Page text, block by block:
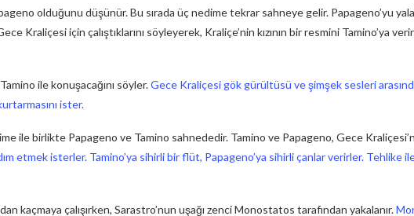
olduğunu düşünür. Bu sırada üç nedime tekrar sahneye gelir. Papageno’yu
Kraliçesi için çalıştıklarını söyleyerek, Kraliçe’nin kızının bir resmini Tamino’ya
ile konuşacağını söyler.Gece Kraliçesi gök gürültüsü ve şimşek sesleri arasında
ister.
ile birlikte Papageno ve Tamino sahnededir. Tamino ve Papageno, Gece
etmek isterler. Tamino’ya sihirli bir flüt, Papageno’ya sihirli çanlar verirler. Tehlike
kaçmaya çalışırken, Sarastro’nun uşağı zenci Monostatos tarafından yakalanır.